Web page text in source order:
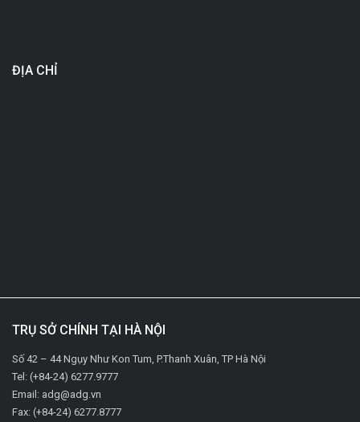
ĐỊA CHỈ
TRỤ SỞ CHÍNH TẠI HÀ NỘI
Số 42 – 44 Ngụy Như Kon Tum, P.Thanh Xuân, TP Hà Nội
Tel: (+84-24) 6277.9777
Email: adg@adg.vn
Fax: (+84-24) 6277.8777